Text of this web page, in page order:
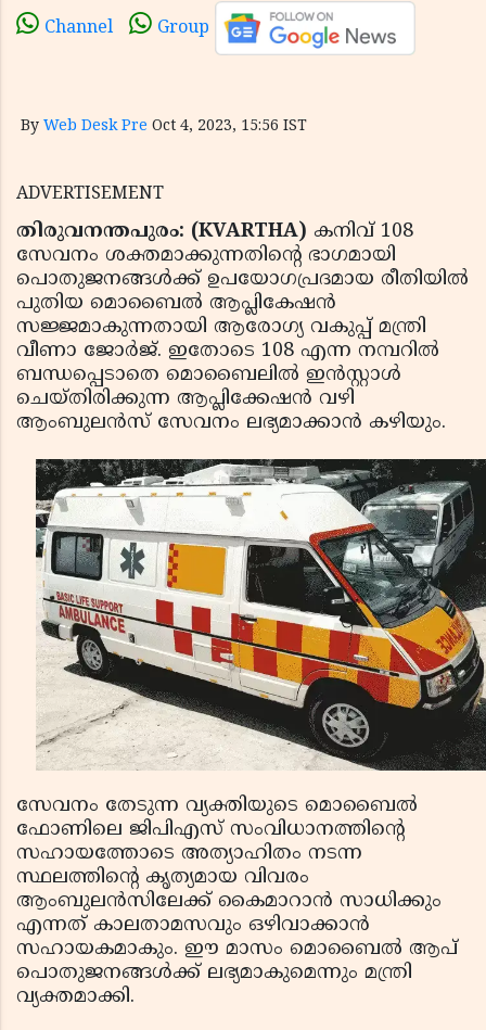
Channel Group
By Web Desk Pre Oct 4, 2023, 15:56 IST
ADVERTISEMENT
തിരുവനന്തപുരം: (KVARTHA) കനിവ് 108
സേവനം ശക്തമാക്കുന്നതിന്റെ ഭാഗമായി
പൊതുജനങ്ങള്‍ക്ക് ഉപയോഗപ്രദമായ രീതിയില്‍
പുതിയ മൊബൈല്‍ ആപ്ലികേഷന്‍
സജ്ജമാകുന്നതായി ആരോഗ്യ വകുപ്പ് മന്ത്രി
വീണാ ജോര്‍ജ്. ഇതോടെ 108 എന്ന നമ്പറില്‍
ബന്ധപ്പെടാതെ മൊബൈലില്‍ ഇന്‍സ്റ്റാള്‍
ചെയ്തിരിക്കുന്ന ആപ്ലിക്കേഷന്‍ വഴി
ആംബുലന്‍സ് സേവനം ലഭ്യമാക്കാന്‍ കഴിയും.
സേവനം തേടുന്ന വ്യക്തിയുടെ മൊബൈല്‍
ഫോണിലെ ജിപിഎസ് സംവിധാനത്തിന്റെ
സഹായത്തോടെ അത്യാഹിതം നടന്ന
സ്ഥലത്തിന്റെ കൃത്യമായ വിവരം
ആംബുലന്‍സിലേക്ക് കൈമാറാന്‍ സാധിക്കും
എന്നത് കാലതാമസവും ഒഴിവാക്കാന്‍
സഹായകമാകും. ഈ മാസം മൊബൈല്‍ ആപ്
പൊതുജനങ്ങള്‍ക്ക് ലഭ്യമാകുമെന്നും മന്ത്രി
വ്യക്തമാക്കി.